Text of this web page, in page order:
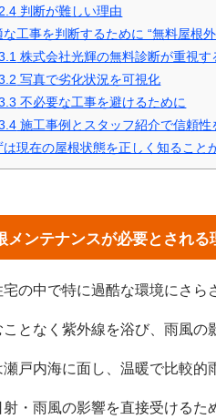
2.4 判断が難しい理由
な工事を判断するために “無料屋根
株式会社光輝の無料診断が重視す
写真で劣化状況を可視化
不必要な工事を避けるために
施工事例とスタッフ紹介で信頼性
は現在の屋根状態を正しく知ること
メンテナンスが必要とされる
宅の中で特に過酷な環境にさら
ことなく紫外線を浴び、雨風の
戸内海に面し、温暖で比較的
射・雨風の影響を直接受ける